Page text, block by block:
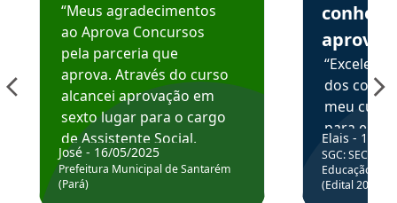
“Meus agradecimentos
ao Aprova Concursos
pela parceria que
aprova. Através do curso
alcancei aprovação em
sexto lugar para o cargo
de Assistente Social.
Hoje estou atuando na
Prefeitura de Santarém.
José - 16/05/2025
Prefeitura Municipal de Santarém
(Pará)
aprova
dos
meu
para
colocar
através
de
Elais - 15/
SGC: SEC BA
Educação
(Edital